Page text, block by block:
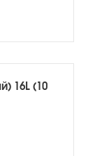
16L (10